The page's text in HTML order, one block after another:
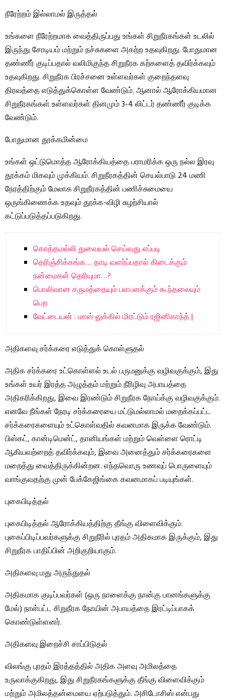
நீரேற்றம் இல்லாமல் இருத்தல்
உங்களை நீரேற்றமாக வைத்திருப்பது உங்கள் சிறுநீரகங்கள் உடலில்
இருந்து சோடியம் மற்றும் நச்சுகளை அகற்ற உதவுகிறது. போதுமான
தண்ணீர் குடிப்பதால் வலிமிகுந்த சிறுநீரக கற்களைத் தவிர்க்கவும்
உதவுகிறது. சிறுநீரக பிரச்சனை உள்ளவர்கள் குறைந்தளவு
திரவத்தை எடுத்துக்கொள்ள வேண்டும். ஆனால் ஆரோக்கியமான
சிறுநீரகங்கள் உள்ளவர்கள் தினமும் 3-4 லிட்டர் தண்ணீர் குடிக்க
வேண்டும்.
போதுமான தூக்கமின்மை
உங்கள் ஒட்டுமொத்த ஆரோக்கியத்தை பராமரிக்க ஒரு நல்ல இரவு
தூக்கம் மிகவும் முக்கியம். சிறுநீரகத்தின் செயல்பாடு 24 மணி
நேரத்திற்கும் மேலாக சிறுநீரகத்தின் பணிச்சுமையை
ஒருங்கிணைக்க உதவும் தூக்க-விழி சுழற்சியால்
கட்டுப்படுத்தப்படுகிறது.
கொத்தமல்லி துவையல் செய்வது எப்படி
தெரிஞ்சிக்கங்க… தாடி வளர்ப்பதால் கிடைக்கும்
நன்மைகள் தெரியுமா…?
பொலிவான சருமத்தையும் பளபளக்கும் கூந்தலையும்
பெற
வேட்டையன் : மாஸ் லுக்கில் மிரட்டும் ரஜினிகாந்த் |
அதிகளவு சர்க்கரை எடுத்துக் கொள்ளுதல்
அதிக சர்க்கரை உட்கொள்ளல் உடல் பருமனுக்கு வழிவகுக்கும், இது
உங்கள் உயர் இரத்த அழுத்தம் மற்றும் நீரிழிவு அபாயத்தை
அதிகரிக்கிறது, இவை இரண்டும் சிறுநீரக நோய்க்கு வழிவகுக்கும்.
எனவே நீங்கள் நேரடி சர்க்கரையை மட்டுமல்லாமல் மறைக்கப்பட்ட
சர்க்கரைகளையும் உட்கொள்வதில் கவனமாக இருக்க வேண்டும்.
பிஸ்கட், கான்டிமென்ட், தானியங்கள் மற்றும் வெள்ளை ரொட்டி
ஆகியவற்றைத் தவிர்க்கவும், இவை அனைத்தும் சர்க்கரைகளை
மறைத்து வைத்திருக்கின்றன. எந்தவொரு உணவுப் பொருளையும்
வாங்குவதற்கு முன் பேக்கேஜிங்கை கவனமாகப் படியுங்கள்.
புகைபிடித்தல்
புகைபிடித்தல் ஆரோக்கியத்திற்கு தீங்கு விளைவிக்கும்.
புகைப்பிடிப்பவர்களுக்கு சிறுநீரில் புரதம் அதிகமாக இருக்கும், இது
சிறுநீரக பாதிப்பின் அறிகுறியாகும்.
அதிகளவு மது அருந்துதல்
அதிகமாக குடிப்பவர்கள் (ஒரு நாளைக்கு நான்கு பானங்களுக்கு
மேல்) நாள்பட்ட சிறுநீரக நோயின் அபாயத்தை இரட்டிப்பாகக்
கொண்டுள்ளனர்.
அதிகளவு இறைச்சி சாப்பிடுதல்
விலங்கு புரதம் இரத்தத்தில் அதிக அளவு அமிலத்தை
உருவாக்குகிறது, இது சிறுநீரகங்களுக்கு தீங்கு விளைவிக்கும்
மற்றும் அமிலத்தன்மையை ஏற்படுத்தும். அசிடோசிஸ் என்பது